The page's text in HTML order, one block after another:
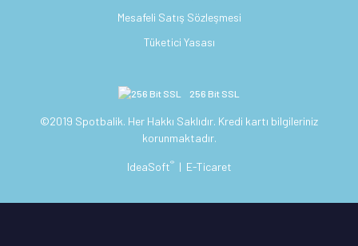
Mesafeli Satış Sözleşmesi
Tüketici Yasası
256 Bit SSL
©2019 Spotbalik. Her Hakkı Saklıdır. Kredi kartı bilgileriniz
korunmaktadır.
IdeaSoft® | E-Ticaret